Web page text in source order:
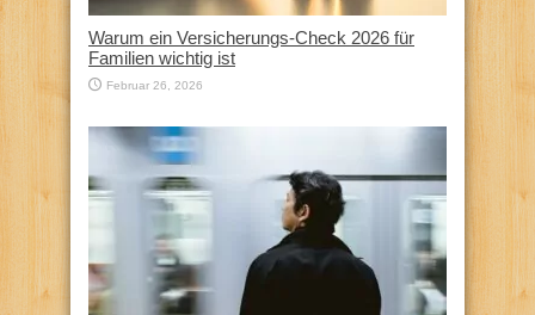
Warum ein Versicherungs-Check 2026 für
Familien wichtig ist
Februar 26, 2026